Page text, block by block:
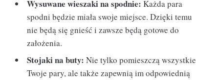
Wysuwane wieszaki na spodnie:Każda para
spodni będzie miała swoje miejsce. Dzięki temu
nie będą się gnieść i zawsze będą gotowe do
założenia.
Stojaki na buty:Nie tylko pomieszczą wszystkie
Twoje pary, ale także zapewnią im odpowiednią